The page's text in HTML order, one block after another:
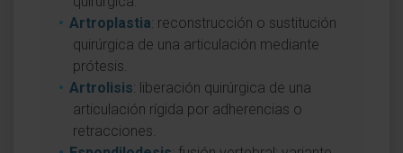
Artroplastia: reconstrucción o sustitución
quirúrgica de una articulación mediante
prótesis.
Artrolisis: liberación quirúrgica de una
articulación rígida por adherencias o
retracciones.